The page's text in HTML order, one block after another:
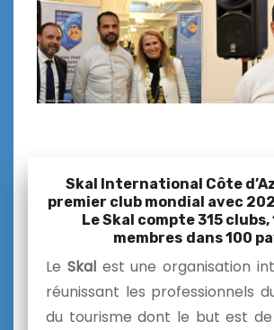
Skal International Côte
premier club mondial avec
Le Skal compte 315 clubs,
membres dans 100
Le Skalest une organisation
réunissant les professionnels
du tourisme dont le but est